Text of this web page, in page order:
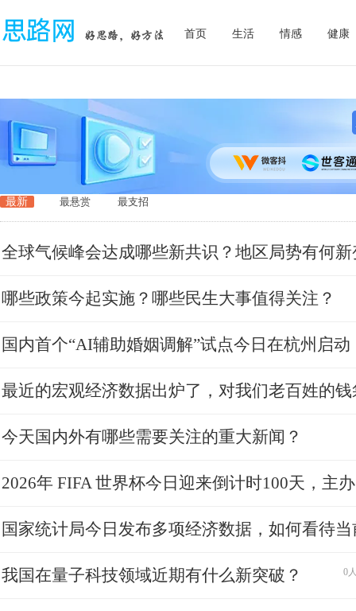
首页 生活 情感 健康
最新 最悬赏 最支招
全球气候峰会达成哪些新共识？地区局势有何
哪些政策今起实施？哪些民生大事值得关注？
国内首个“AI辅助婚姻调解”试点今日在杭州启动
最近的宏观经济数据出炉了，对我们老百姓的
今天国内外有哪些需要关注的重大新闻？
2026年 FIFA 世界杯今日迎来倒计时100天，主
国家统计局今日发布多项经济数据，如何看待当
我国在量子科技领域近期有什么新突破？ 0